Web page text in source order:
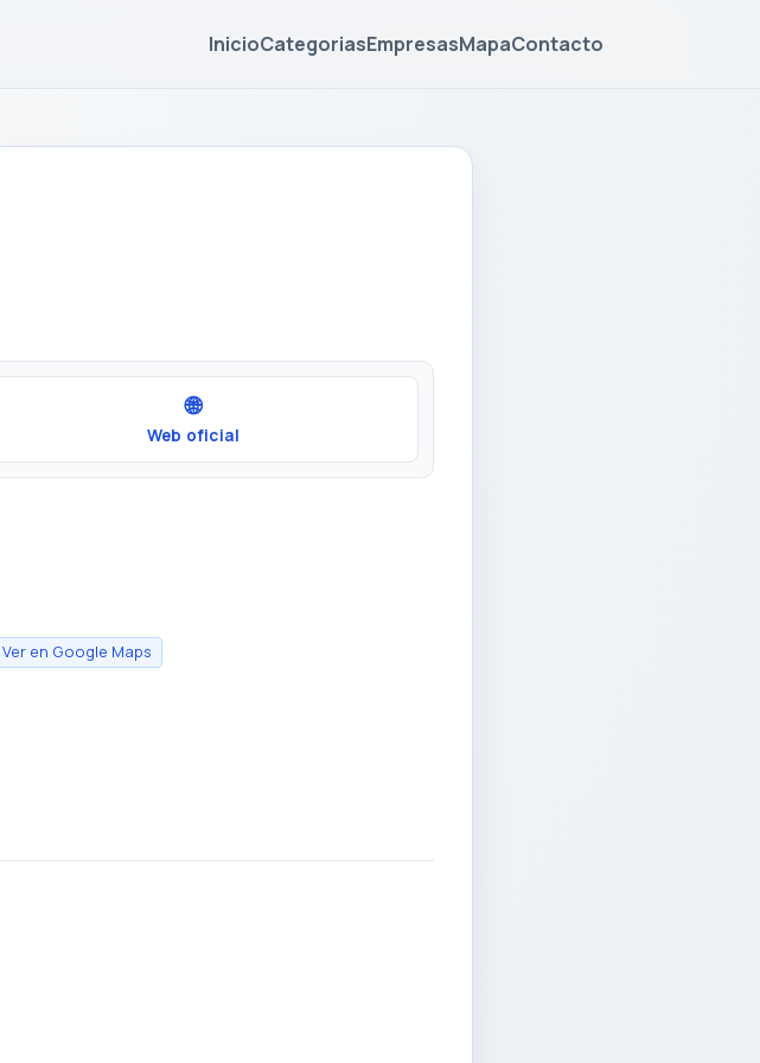
InicioCategoriasEmpresasMapaContacto
🌐
Web oficial
Ver en Google Maps